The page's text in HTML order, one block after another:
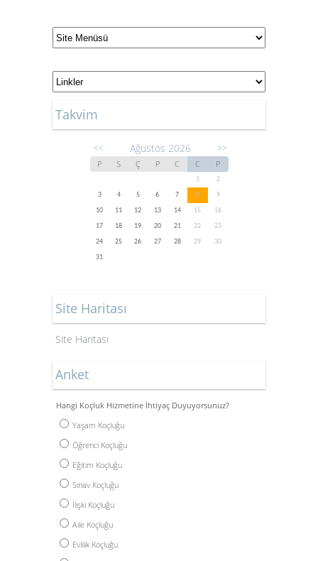
Takvim
<< Ağustos 2026 >>
P S Ç P C C P
1
2
3
4 5 6 7 8
9
10
11 12 13 14 15
16
17
18 19 20 21 22
23
24
25 26 27 28 29
30
31
Site Haritası
Site Haritası
Anket
Hangi Koçluk Hizmetine İhtiyaç Duyuyorsunuz?
Yaşam Koçluğu
Öğrenci Koçluğu
Eğitim Koçluğu
Sınav Koçluğu
İlişki Koçluğu
Aile Koçluğu
Evlilik Koçluğu